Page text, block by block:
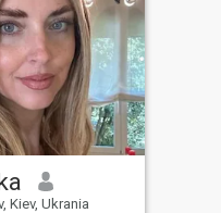
Kiev, Ukrania